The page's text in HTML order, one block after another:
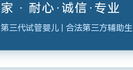
· 耐心·诚信·专业
三代试管婴儿 | 合法第三方辅助